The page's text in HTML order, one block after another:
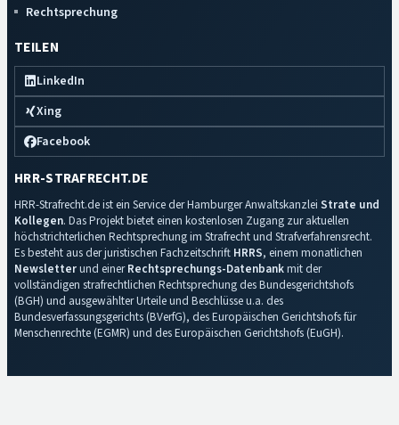
Rechtsprechung
TEILEN
LinkedIn
Xing
Facebook
HRR-STRAFRECHT.DE
HRR-Strafrecht.de ist ein Service der Hamburger Anwaltskanzlei Strate und
Kollegen. Das Projekt bietet einen kostenlosen Zugang zur aktuellen
höchstrichterlichen Rechtsprechung im Strafrecht und Strafverfahrensrecht.
Es besteht aus der juristischen Fachzeitschrift HRRS, einem monatlichen
Newsletterund einerRechtsprechungs-Datenbankmit der
vollständigen strafrechtlichen Rechtsprechung des Bundesgerichtshofs
(BGH) und ausgewählter Urteile und Beschlüsse u.a. des
Bundesverfassungsgerichts (BVerfG), des Europäischen Gerichtshofs für
Menschenrechte (EGMR) und des Europäischen Gerichtshofs (EuGH).